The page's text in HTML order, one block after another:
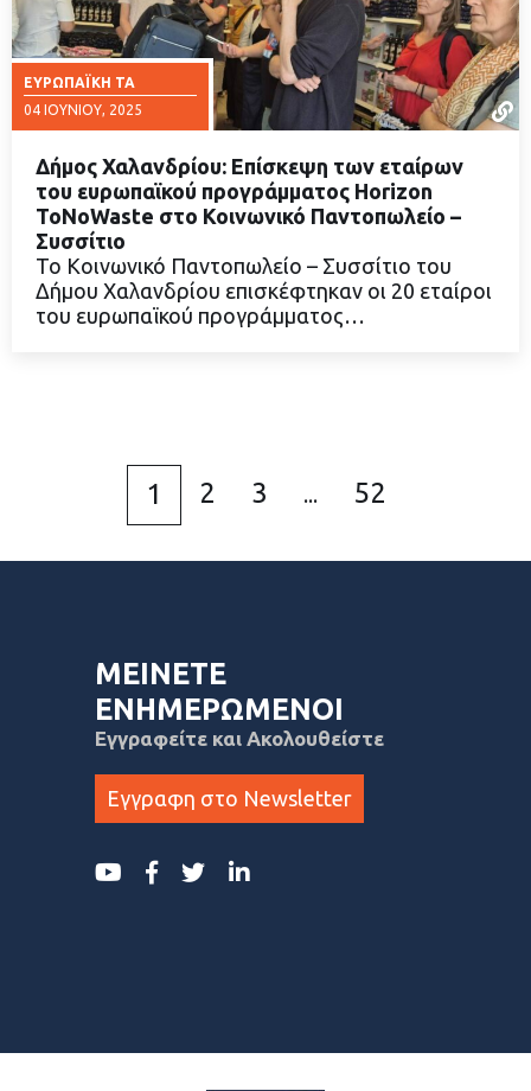
ΕΥΡΩΠΑΪΚΉ ΤΑ
04 ΙΟΥΝΊΟΥ, 2025
Δήμος Χαλανδρίου: Επίσκεψη των εταίρων
του ευρωπαϊκού προγράμματος Horizon
ToNoWaste στο Κοινωνικό Παντοπωλείο –
Συσσίτιο
Το Κοινωνικό Παντοπωλείο – Συσσίτιο του
Δήμου Χαλανδρίου επισκέφτηκαν οι 20 εταίροι
του ευρωπαϊκού προγράμματος…
1 2 3 ... 52
ΜΕΙΝΕΤΕ
ΕΝΗΜΕΡΩΜΕΝΟΙ
Εγγραφείτε και Ακολουθείστε
Εγγραφη στο Newsletter